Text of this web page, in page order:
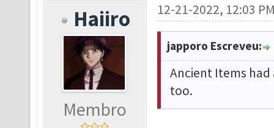
Haiiro
Membro
12-21-2022, 12:03
japporo Escreveu:
Ancient Items
too.